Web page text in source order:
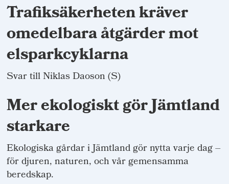
Trafiksäkerheten kräver
omedelbara åtgärder mot
elsparkcyklarna
Svar till Niklas Daoson (S)
Mer ekologiskt gör Jämtland
starkare
Ekologiska gårdar i Jämtland gör nytta varje dag –
för djuren, naturen, och vår gemensamma
beredskap.